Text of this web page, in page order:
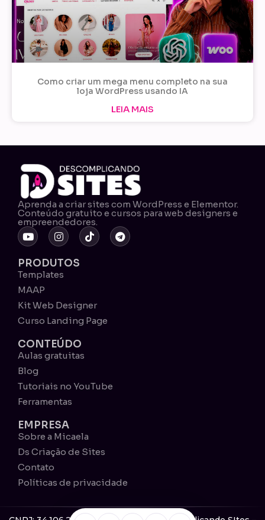
Como criar um mega menu completo na sua
loja WordPress usando IA
LEIA MAIS
Aprenda a criar sites com WordPress e Elementor.
Conteúdo gratuito e cursos para web designers e
empreendedores.
PRODUTOS
Templates
MAAP
Kit Web Designer
Curso Landing Page
CONTEÚDO
Aulas gratuitas
Blog
Tutoriais no YouTube
Ferramentas
EMPRESA
Sobre a Micaela
Ds Criação de Sites
Contato
Políticas de privacidade